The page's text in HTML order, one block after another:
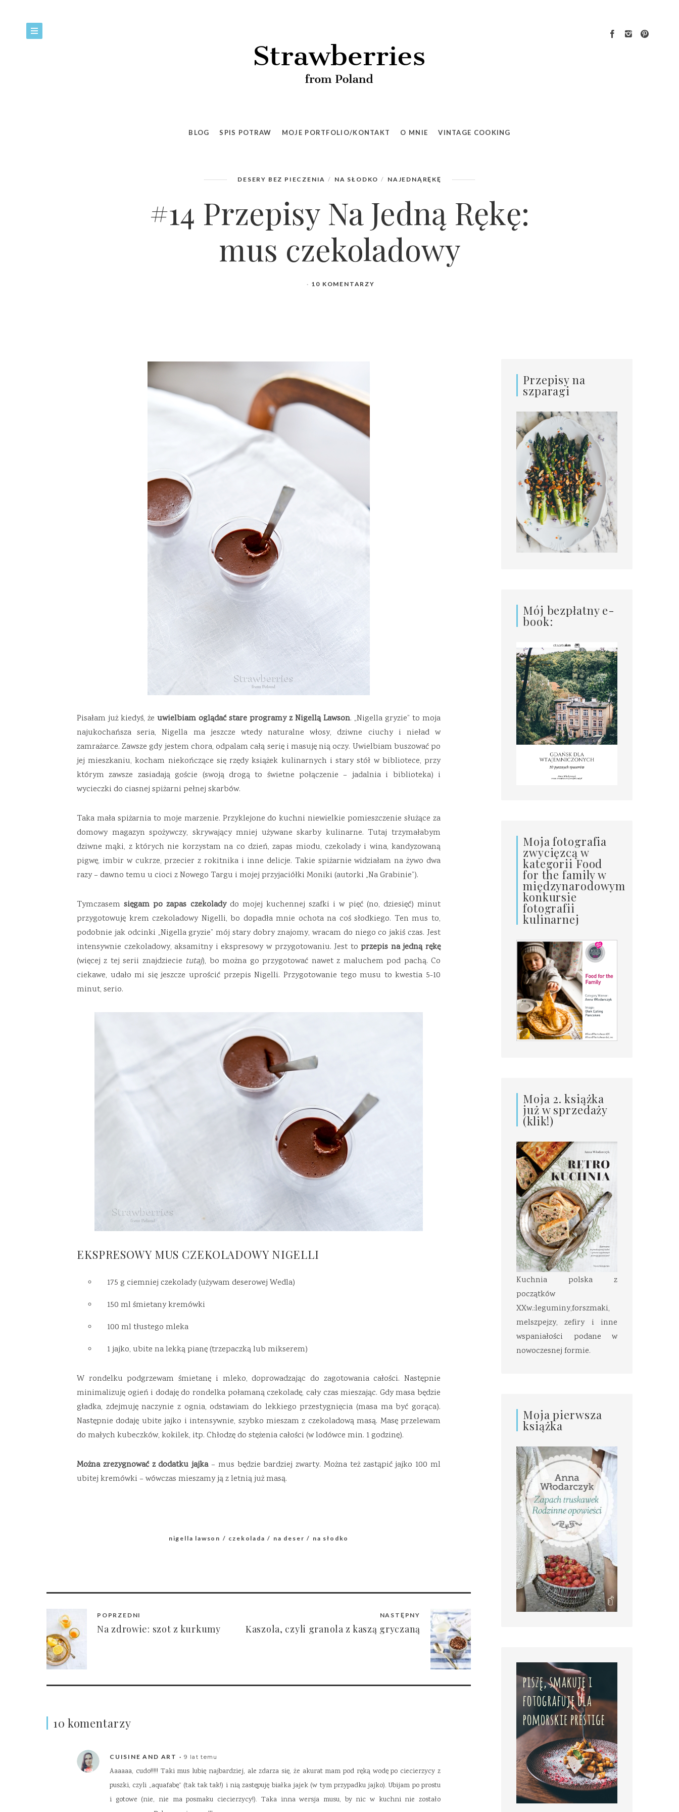
BLOG SPIS POTRAW MOJE PORTFOLIO/KONTAKT O MNIE VINTAGE COOKING
DESERY BEZ PIECZENIA NA SŁODKO NAJEDNĄRĘKĘ
#14 Przepisy Na Jedną Rękę:
mus czekoladowy
10 KOMENTARZY
Pisałam już kiedyś, że uwielbiam oglądać stare programy z Nigellą Lawson. „Nigella gryzie” to moja
najukochańsza seria, Nigella ma jeszcze wtedy naturalne włosy, dziwne ciuchy i nieład w
zamrażarce. Zawsze gdy jestem chora, odpalam całą serię i masuję nią oczy. Uwielbiam buszować po
jej mieszkaniu, kocham niekończące się rzędy książek kulinarnych i stary stół w bibliotece, przy
którym zawsze zasiadają goście (swoją drogą to świetne połączenie – jadalnia i biblioteka) i
wycieczki do ciasnej spiżarni pełnej skarbów.
Taka mała spiżarnia to moje marzenie. Przyklejone do kuchni niewielkie pomieszczenie służące za
domowy magazyn spożywczy, skrywający mniej używane skarby kulinarne. Tutaj trzymałabym
dziwne mąki, z których nie korzystam na co dzień, zapas miodu, czekolady i wina, kandyzowaną
pigwę, imbir w cukrze, przecier z rokitnika i inne delicje. Takie spiżarnie widziałam na żywo dwa
razy – dawno temu u cioci z Nowego Targu i mojej przyjaciółki Moniki (autorki „Na Grabinie”).
Tymczasemsięgam po zapas czekoladydo mojej kuchennej szafki i w pięć (no, dziesięć) minut
przygotowuję krem czekoladowy Nigelli, bo dopadła mnie ochota na coś słodkiego. Ten mus to,
podobnie jak odcinki „Nigella gryzie” mój stary dobry znajomy, wracam do niego co jakiś czas. Jest
intensywnie czekoladowy, aksamitny i ekspresowy w przygotowaniu. Jest toprzepis na jedną rękę
(więcej z tej serii znajdziecie tutaj), bo można go przygotować nawet z maluchem pod pachą. Co
ciekawe, udało mi się jeszcze uprościć przepis Nigelli. Przygotowanie tego musu to kwestia 5-10
minut, serio.
EKSPRESOWY MUS CZEKOLADOWY NIGELLI
175 g ciemniej czekolady (używam deserowej Wedla)
150 ml śmietany kremówki
100 ml tłustego mleka
1 jajko, ubite na lekką pianę (trzepaczką lub mikserem)
W rondelku podgrzewam śmietanę i mleko, doprowadzając do zagotowania całości. Następnie
minimalizuję ogień i dodaję do rondelka połamaną czekoladę, cały czas mieszając. Gdy masa będzie
gładka, zdejmuję naczynie z ognia, odstawiam do lekkiego przestygnięcia (masa ma być gorąca).
Następnie dodaję ubite jajko i intensywnie, szybko mieszam z czekoladową masą. Masę przelewam
do małych kubeczków, kokilek, itp. Chłodzę do stężenia całości (w lodówce min. 1 godzinę).
Można zrezygnować z dodatku jajka – mus będzie bardziej zwarty. Można też zastąpić jajko 100 ml
ubitej kremówki – wówczas mieszamy ją z letnią już masą.
nigella lawson czekolada na deser na słodko
POPRZEDNI
Na zdrowie: szot z kurkumy
NASTĘPNY
Kaszola, czyli granola z kaszą gryczaną
10 komentarzy
CUISINE AND ART 9 lat temu
Aaaaaa, cudo!!!!! Taki mus lubię najbardziej, ale zdarza się, że akurat mam pod ręką wodę po ciecierzycy z
puszki, czyli „aquafabę” (tak tak tak!) i nią zastępuję białka jajek (w tym przypadku jajko). Ubijam po prostu
i gotowe (nie, nie ma posmaku ciecierzycy!). Taka inna wersja musu, by nic w kuchni nie zostało
Przepisy na
szparagi
Mój bezpłatny e-
book:
Moja fotografia
zwycięzcą w
kategorii Food
for the family w
międzynarodowym
konkursie
fotografii
kulinarnej
Moja 2. książka
już w sprzedaży
(klik!)
Kuchnia polska z
początków
XXw.:leguminy,forszmaki,
melszpejzy, zefiry i inne
wspaniałości podane w
nowoczesnej formie.
Moja pierwsza
książka